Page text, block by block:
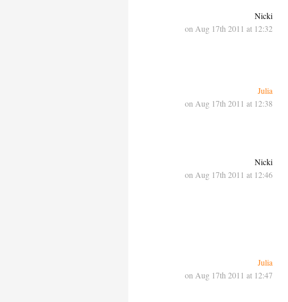
Nicki
on Aug 17th 2011 at 12:32
Julia
on Aug 17th 2011 at 12:38
Nicki
on Aug 17th 2011 at 12:46
Julia
on Aug 17th 2011 at 12:47